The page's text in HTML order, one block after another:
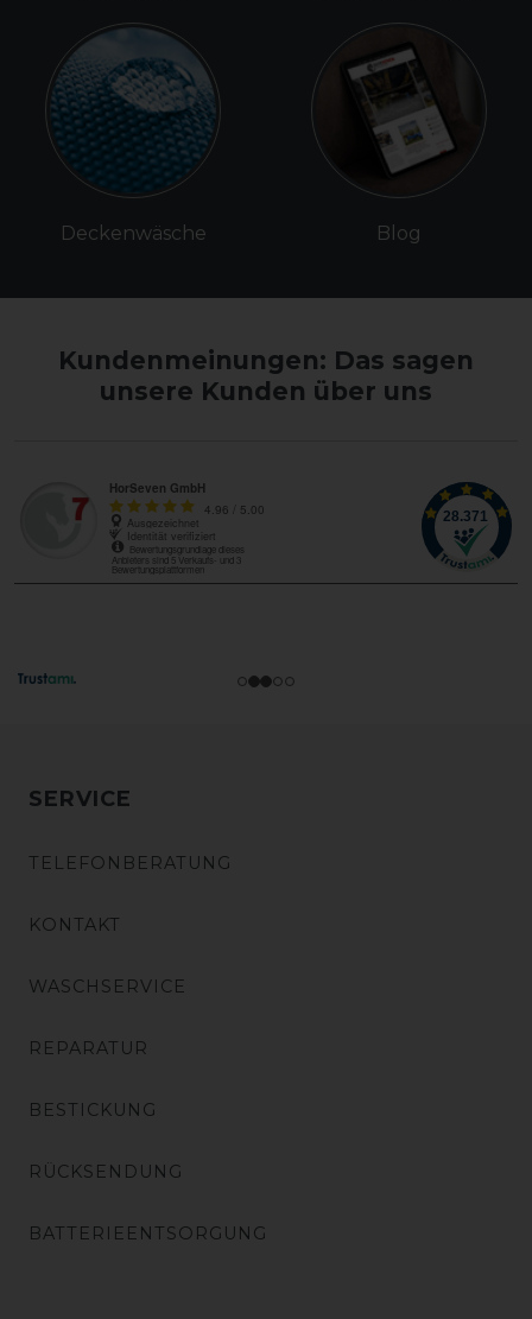
Deckenwäsche Blog
Kundenmeinungen: Das sagen
unsere Kunden über uns
SERVICE
TELEFONBERATUNG
KONTAKT
WASCHSERVICE
REPARATUR
BESTICKUNG
RÜCKSENDUNG
BATTERIEENTSORGUNG